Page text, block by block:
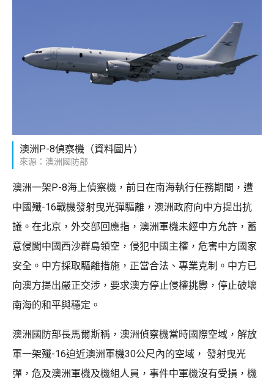
澳洲P-8偵察機（資料圖片）
來源：澳洲國防部
澳洲一架P-8海上偵察機，前日在南海執行任務期間，遭
中國殲-16戰機發射曳光彈驅離，澳洲政府向中方提出抗
議。在北京，外交部回應指，澳洲軍機未經中方允許，蓄
意侵闖中國西沙群島領空，侵犯中國主權，危害中方國家
安全。中方採取驅離措施，正當合法、專業克制。中方已
向澳方提出嚴正交涉，要求澳方停止侵權挑釁，停止破壞
南海的和平與穩定。
澳洲國防部長馬爾斯稱，澳洲偵察機當時國際空域，解放
軍一架殲-16迫近澳洲軍機30公尺內的空域， 發射曳光
彈，危及澳洲軍機及機組人員，事件中軍機沒有受損，機